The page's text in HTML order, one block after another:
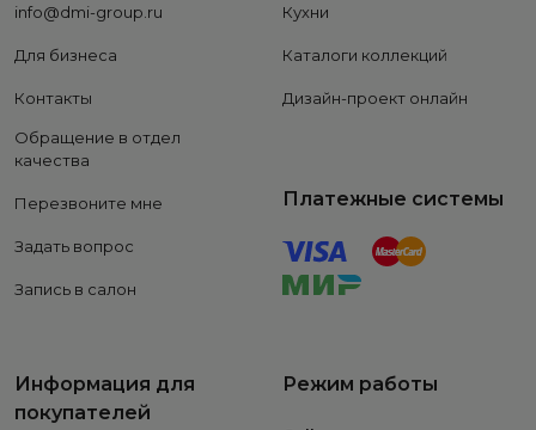
info@dmi-group.ru
Для бизнеса
Контакты
Обращение в отдел
качества
Перезвоните мне
Задать вопрос
Запись в салон
Кухни
Каталоги коллекций
Дизайн-проект онлайн
Платежные системы
Информация для
покупателей
Режим работы